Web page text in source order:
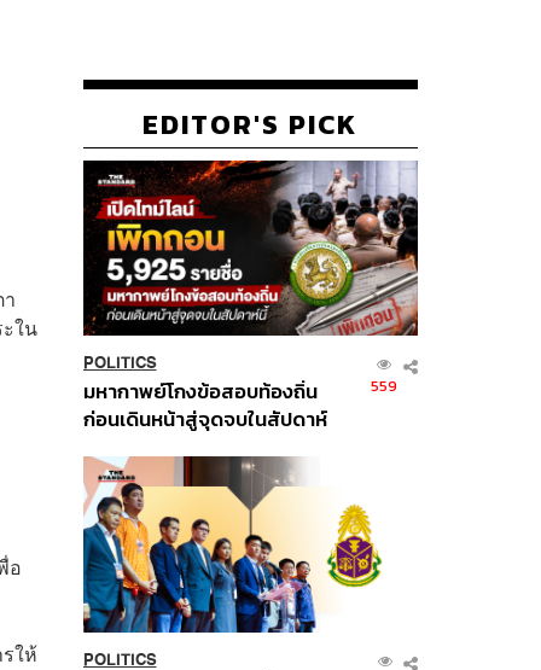
ใน
อ
ให้
EDITOR'S PICK
POLITICS
มหากาพย์โกงข้อสอบท้องถิ่น
ก่อนเดินหน้าสู่จุดจบในสัปดาห์
559
POLITICS